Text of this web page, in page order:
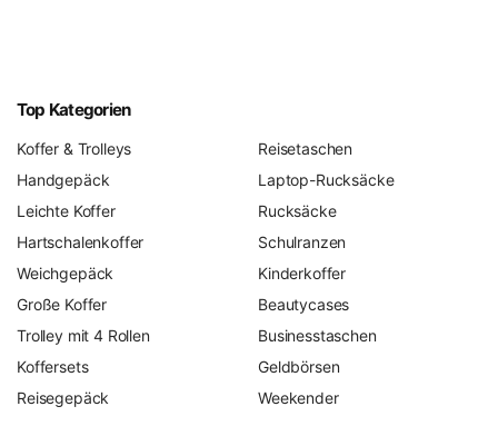
Top Kategorien
Koffer & Trolleys
Handgepäck
Leichte Koffer
Hartschalenkoffer
Weichgepäck
Große Koffer
Trolley mit 4 Rollen
Koffersets
Reisegepäck
Reisetaschen
Laptop-Rucksäcke
Rucksäcke
Schulranzen
Kinderkoffer
Beautycases
Businesstaschen
Geldbörsen
Weekender